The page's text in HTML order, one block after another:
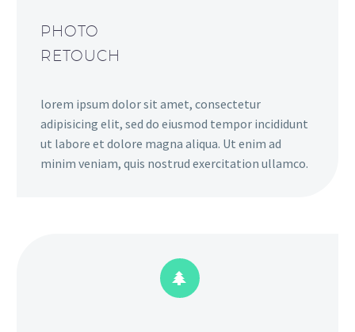
PHOTO
RETOUCH
lorem ipsum dolor sit amet, consectetur
adipisicing elit, sed do eiusmod tempor incididunt
ut labore et dolore magna aliqua. Ut enim ad
minim veniam, quis nostrud exercitation ullamco.

